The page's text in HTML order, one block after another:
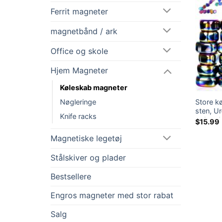
Ferrit magneter
magnetbånd / ark
Office og skole
Hjem Magneter
Køleskab magneter
Nøgleringe
Knife racks
Magnetiske legetøj
Stålskiver og plader
Bestsellere
Engros magneter med stor rabat
Salg
Store
sten,
$15.99